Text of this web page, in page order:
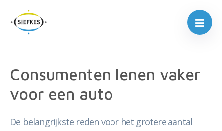
Consumenten lenen vaker
voor een auto
De belangrijkste reden voor het grotere aantal